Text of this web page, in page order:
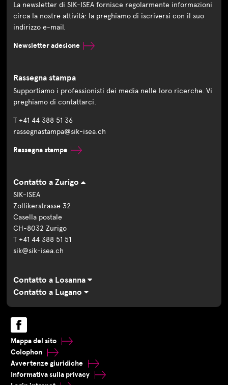
La newsletter di SIK-ISEA fornisce regolarmente informazioni
circa la nostre attività: la preghiamo di iscriversi con il suo
indirizzo e-mail.
Newsletter adesione
Rassegna stampa
Supportiamo i professionisti dei media nelle loro ricerche. Vi
preghiamo di contattarci.
T +41 44 388 51 36
rassegnastampa@sik-isea.ch
Rassegna stampa
Contatto a Zurigo
SIK-ISEA
Zollikerstrasse 32
Casella postale
CH-8032 Zurigo
T +41 44 388 51 51
sik@sik-isea.ch
Contatto a Losanna
Contatto a Lugano
Mappa del sito
Colophon
Avvertenze giuridiche
Informativa sulla privacy